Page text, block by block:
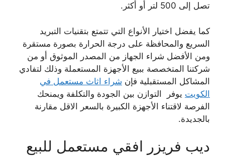
تصل إلى 500 لتر أو أكثر.
كما يفضل اختيار الأنواع التي تتمتع بتقنيات التبريد
السريع والمحافظة على درجة الحرارة بصورة مستقرة
ومن الأفضل شراء الجهاز من المصدر الموثوق أو من
شركتنا المتخصصة ببيع الأجهزة المستعملة وذلك لتفادي
المشاكل المستقبلية فإن شراء اثاث مستعمل في
الكويت يوفر التوازن بين الجودة والتكلفة ويمنحك
الفرصة لاقتناء الأجهزة الكبيرة بالسعر الاقل مقارنة
بالجديدة.
ديب فريزر افقي مستعمل للبيع